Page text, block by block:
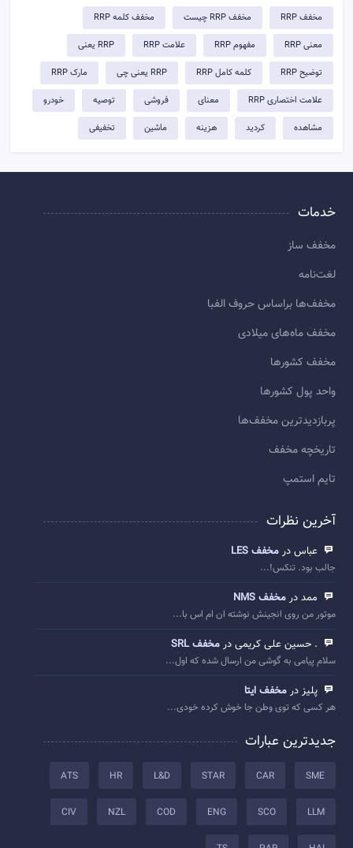
مخفف RRP مخفف RRP چیست مخفف کلمه RRP
معنی RRP مفهوم RRP علامت RRP RRP یعنی
توضيح RRP کلمه کامل RRP RRP یعنی چی مارک RRP
علامت اختصاری RRP معنای فروشی توصیه خودرو
مشاهده کردید هزینه ماشین تخفیفی
خدمات
مخفف ساز
لغت‌نامه
مخفف‌ها براساس حروف الفبا
مخفف ماه‌های میلادی
مخفف کشورها
واحد پول کشورها
پربازديدترين مخفف‌ها
تاريخچه مخفف
تایم استمپ
آخرین نظرات
عباس در مخفف LES
جالب بود. تنکس!...
ممد در مخفف NMS
موتور من روی انجینش نوشته ان ام اس با...
. حسین علی کریمی در مخفف SRL
سلام پیامی به گوشی من ارسال شده که اول...
پلیز در مخفف ایتا
هر کسی که توی وطن جا خوش کرده خودی...
جدیدترین عبارات
SME
CAR
STAR
L&D
HR
ATS
LLM
SCO
ENG
COD
NZL
CIV